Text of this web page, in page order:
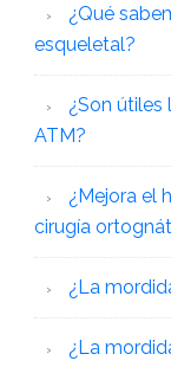
¿Qué
esqueletal?
¿Son útiles
ATM?
¿Mejora el
cirugía
¿La
¿La